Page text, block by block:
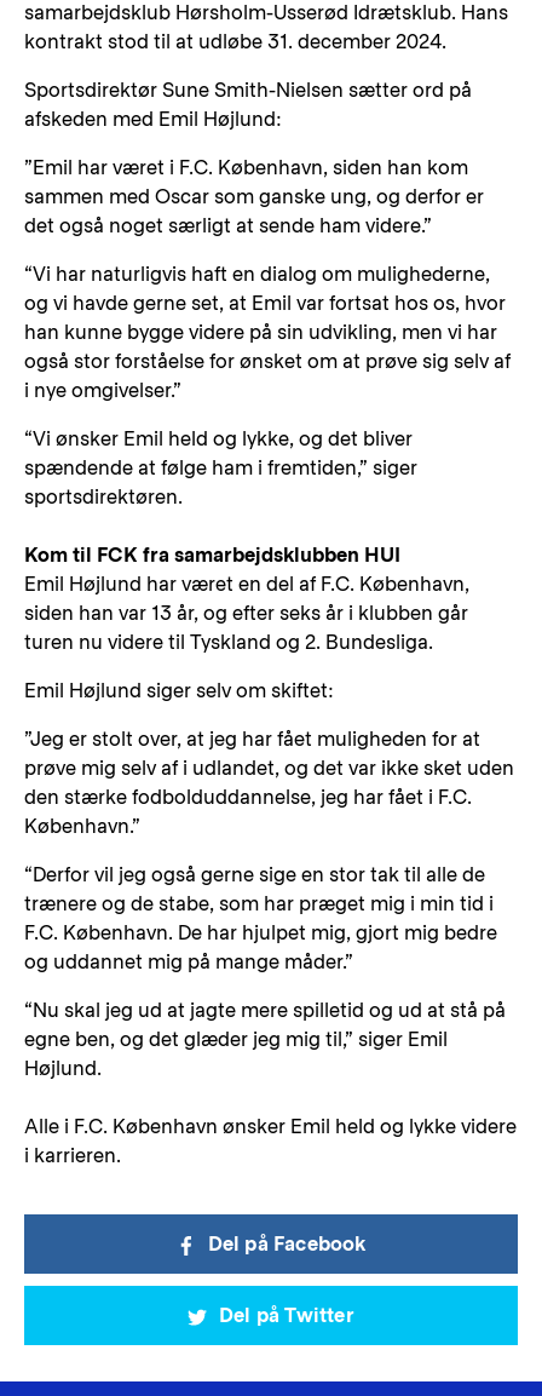
samarbejdsklub Hørsholm-Usserød Idrætsklub. Hans
kontrakt stod til at udløbe 31. december 2024.
Sportsdirektør Sune Smith-Nielsen sætter ord på
afskeden med Emil Højlund:
”Emil har været i F.C. København, siden han kom
sammen med Oscar som ganske ung, og derfor er
det også noget særligt at sende ham videre.”
“Vi har naturligvis haft en dialog om mulighederne,
og vi havde gerne set, at Emil var fortsat hos os, hvor
han kunne bygge videre på sin udvikling, men vi har
også stor forståelse for ønsket om at prøve sig selv af
i nye omgivelser.”
“Vi ønsker Emil held og lykke, og det bliver
spændende at følge ham i fremtiden,” siger
sportsdirektøren.
Kom til FCK fra samarbejdsklubben HUI
Emil Højlund har været en del af F.C. København,
siden han var 13 år, og efter seks år i klubben går
turen nu videre til Tyskland og 2. Bundesliga.
Emil Højlund siger selv om skiftet:
”Jeg er stolt over, at jeg har fået muligheden for at
prøve mig selv af i udlandet, og det var ikke sket uden
den stærke fodbolduddannelse, jeg har fået i F.C.
København.”
“Derfor vil jeg også gerne sige en stor tak til alle de
trænere og de stabe, som har præget mig i min tid i
F.C. København. De har hjulpet mig, gjort mig bedre
og uddannet mig på mange måder.”
“Nu skal jeg ud at jagte mere spilletid og ud at stå på
egne ben, og det glæder jeg mig til,” siger Emil
Højlund.
Alle i F.C. København ønsker Emil held og lykke videre
i karrieren.
Del på Facebook
Del på Twitter